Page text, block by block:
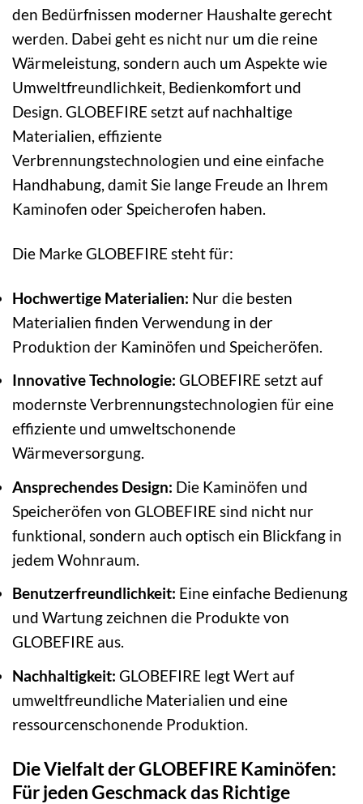
den Bedürfnissen moderner Haushalte gerecht
werden. Dabei geht es nicht nur um die reine
Wärmeleistung, sondern auch um Aspekte wie
Umweltfreundlichkeit, Bedienkomfort und
Design. GLOBEFIRE setzt auf nachhaltige
Materialien, effiziente
Verbrennungstechnologien und eine einfache
Handhabung, damit Sie lange Freude an Ihrem
Kaminofen oder Speicherofen haben.
Die Marke GLOBEFIRE steht für:
Hochwertige Materialien: Nur die besten
Materialien finden Verwendung in der
Produktion der Kaminöfen und Speicheröfen.
Innovative Technologie: GLOBEFIRE setzt auf
modernste Verbrennungstechnologien für eine
effiziente und umweltschonende
Wärmeversorgung.
Ansprechendes Design: Die Kaminöfen und
Speicheröfen von GLOBEFIRE sind nicht nur
funktional, sondern auch optisch ein Blickfang in
jedem Wohnraum.
Benutzerfreundlichkeit: Eine einfache Bedienung
und Wartung zeichnen die Produkte von
GLOBEFIRE aus.
Nachhaltigkeit: GLOBEFIRE legt Wert auf
umweltfreundliche Materialien und eine
ressourcenschonende Produktion.
Die Vielfalt der GLOBEFIRE Kaminöfen:
Für jeden Geschmack das Richtige